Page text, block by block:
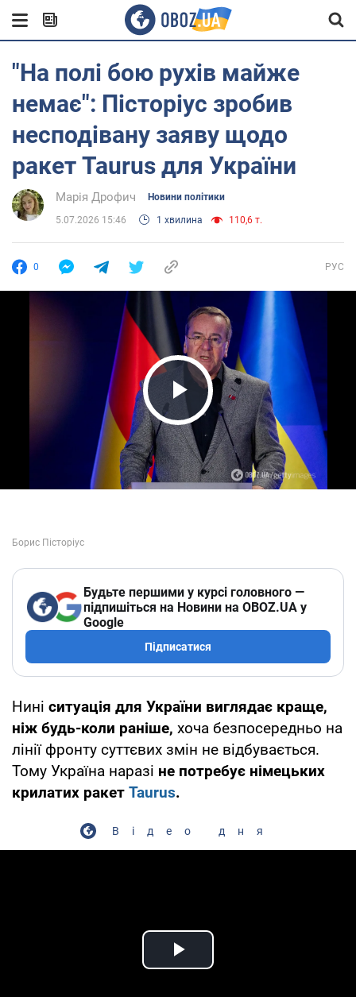
"На полі бою рухів майже
немає": Пісторіус зробив
несподівану заяву щодо
ракет Taurus для України
Марія Дрофич Новини політики
5.07.2026 15:46 1 хвилина 110,6 т.
0 РУС
Play Video
Будьте першими у курсі головного —
підпишіться на Новини на OBOZ.UA у
Google
Підписатися
Нині ситуація для України виглядає краще,
ніж будь-коли раніше, хоча безпосередньо на
лінії фронту суттєвих змін не відбувається.
Тому Україна наразі не потребує німецьких
крилатих ракет Taurus.
Відео дня
Play Video